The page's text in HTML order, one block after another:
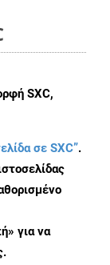
SXC,
σε SXC”.
για να